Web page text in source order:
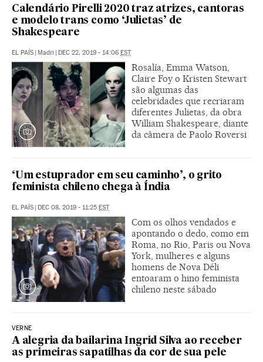
Calendário Pirelli 2020 traz atrizes, cantoras
e modelo trans como ‘Julietas’ de
Shakespeare
EL PAÍS Madri DEC 22, 2019 - 14:06 EST
Rosalía, Emma Watson,
Claire Foy o Kristen Stewart
são algumas das
celebridades que recriaram
diferentes Julietas, da obra
William Shakespeare, diante
da câmera de Paolo Roversi
‘Um estuprador em seu caminho’, o grito
feminista chileno chega à Índia
EL PAÍS | DEC 08, 2019 - 11:25 EST
Com os olhos vendados e
apontando o dedo, como em
Roma, no Rio, Paris ou Nova
York, mulheres e alguns
homens de Nova Déli
entoaram o hino feminista
chileno neste sábado
VERNE
A alegria da bailarina Ingrid Silva ao receber
as primeiras sapatilhas da cor de sua pele